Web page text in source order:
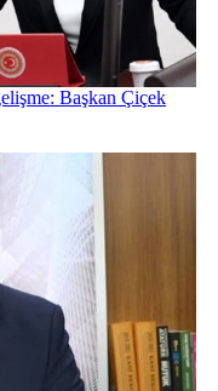
Başkan Çiçek